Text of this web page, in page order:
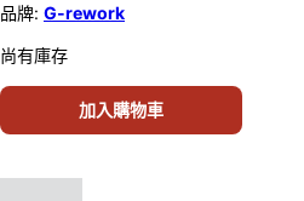
品牌: G-rework
尚有庫存
加入購物車